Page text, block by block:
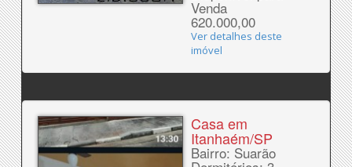
Venda
620.000,00
Ver detalhes deste
imóvel
Casa em
Itanhaém/SP
Bairro: Suarão